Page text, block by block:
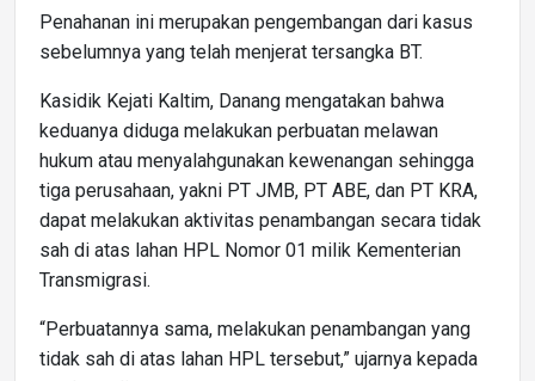
Penahanan ini merupakan pengembangan dari kasus
sebelumnya yang telah menjerat tersangka BT.
Kasidik Kejati Kaltim, Danang mengatakan bahwa
keduanya diduga melakukan perbuatan melawan
hukum atau menyalahgunakan kewenangan sehingga
tiga perusahaan, yakni PT JMB, PT ABE, dan PT KRA,
dapat melakukan aktivitas penambangan secara tidak
sah di atas lahan HPL Nomor 01 milik Kementerian
Transmigrasi.
“Perbuatannya sama, melakukan penambangan yang
tidak sah di atas lahan HPL tersebut,” ujarnya kepada